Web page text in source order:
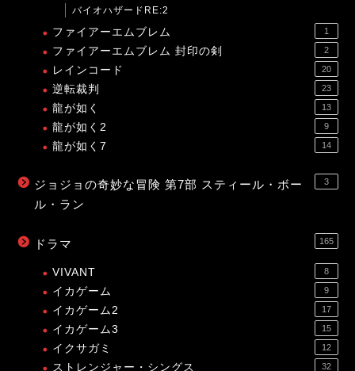
バイオハザードRE:2
ファイアーエムブレム 1
ファイアーエムブレム 封印の剣 2
レインコード 20
逆転裁判 23
龍が如く 13
龍が如く2 9
龍が如く7 14
ジョジョの奇妙な冒険 第7部 スティール・ボー
ル・ラン
3
ドラマ 165
VIVANT 8
イカゲーム 9
イカゲーム2 17
イカゲーム3 15
イクサガミ 12
ストレンジャー・シングス 32